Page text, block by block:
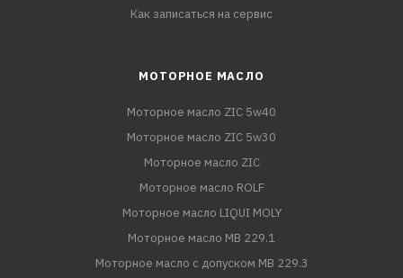
Как записаться на сервис
МОТОРНОЕ МАСЛО
Моторное масло ZIC 5w40
Моторное масло ZIC 5w30
Моторное масло ZIC
Моторное масло ROLF
Моторное масло LIQUI MOLY
Моторное масло MB 229.1
Моторное масло с допуском MB 229.3